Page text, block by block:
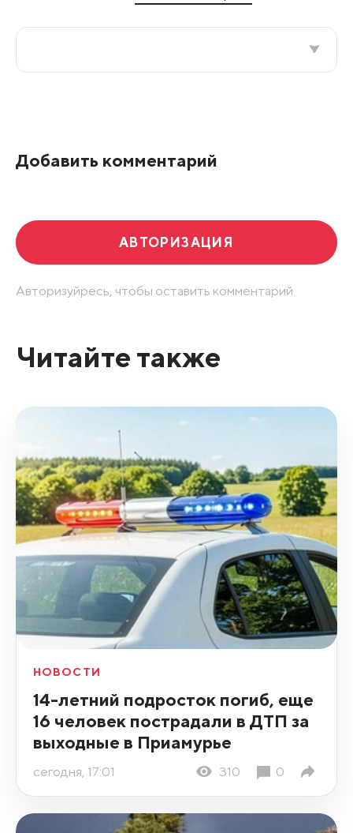
Добавить комментарий
АВТОРИЗАЦИЯ
Авторизуйресь, чтобы оставить комментарий.
Читайте также
НОВОСТИ
14-летний подросток погиб, еще
16 человек пострадали в ДТП за
выходные в Приамурье
сегодня, 17:01 310 0